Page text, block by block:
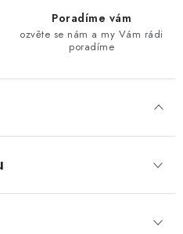
Poradíme vám
ozvěte se nám a my Vám rádi
poradíme